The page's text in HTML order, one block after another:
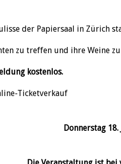
der Papiersaal in Zürich
zu treffen und ihre Weine
kostenlos.
Ticketverkauf
Donnerstag